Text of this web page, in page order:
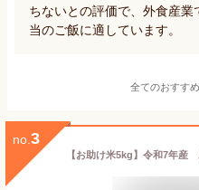
ちないとの評価で、外食産
当のご飯に適しています。
全てのおすす
no. 3